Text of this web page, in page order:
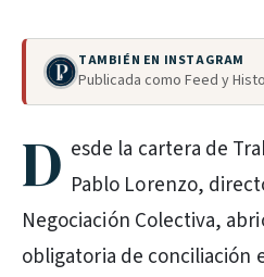
TAMBIÉN EN INSTAGRAM
Publicada como Feed y
D esde la cartera de
Pablo Lorenzo,
Negociación Colectiva,
obligatoria de conciliación